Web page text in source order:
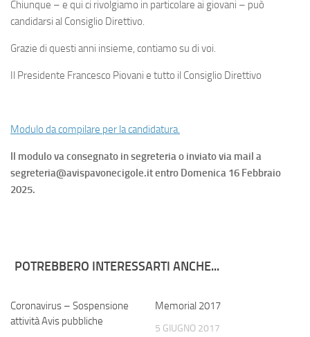
Chiunque – e qui ci rivolgiamo in particolare ai giovani – può
candidarsi al Consiglio Direttivo.
Grazie di questi anni insieme, contiamo su di voi.
Il Presidente Francesco Piovani e tutto il Consiglio Direttivo
Modulo da compilare per la candidatura.
Il modulo va consegnato in segreteria o inviato via mail a
segreteria@avispavonecigole.it entro Domenica 16 Febbraio
2025.
POTREBBERO INTERESSARTI ANCHE...
Coronavirus – Sospensione
attività Avis pubbliche
Memorial 2017
5 GIUGNO 2017